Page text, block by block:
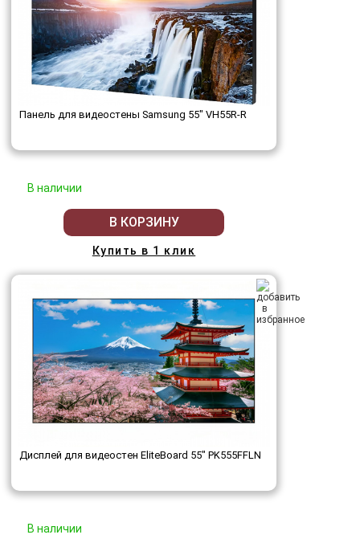
Панель для видеостены Samsung 55" VH55R-R
В наличии
В КОРЗИНУ
Купить в 1 клик
Дисплей для видеостен EliteBoard 55" PK555FFLN
В наличии